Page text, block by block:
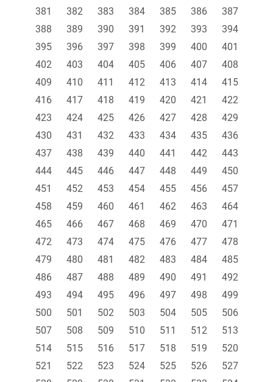
381
382 383 384 385 386
387
388
389 390 391 392 393
394
395
396 397 398 399 400
401
402
403 404 405 406 407
408
409
410 411 412 413 414
415
416
417 418 419 420 421
422
423
424 425 426 427 428
429
430
431 432 433 434 435
436
437
438 439 440 441 442
443
444
445 446 447 448 449
450
451
452 453 454 455 456
457
458
459 460 461 462 463
464
465
466 467 468 469 470
471
472
473 474 475 476 477
478
479
480 481 482 483 484
485
486
487 488 489 490 491
492
493
494 495 496 497 498
499
500
501 502 503 504 505
506
507
508 509 510 511 512
513
514
515 516 517 518 519
520
521
522 523 524 525 526
527